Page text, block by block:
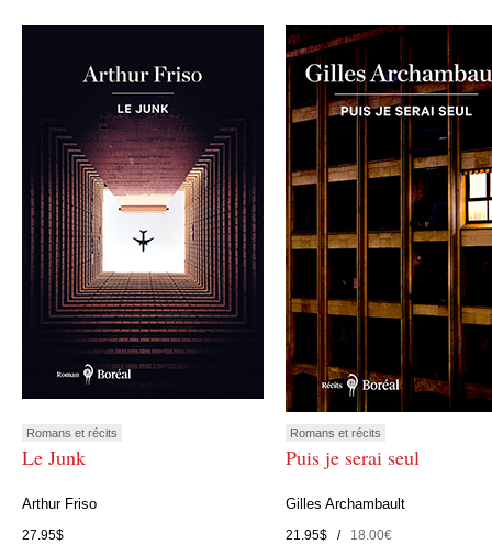
Romans et récits
Le Junk
Arthur Friso
27.95$
Romans et récits
Puis je serai seul
Gilles Archambault
21.95$ /18.00€